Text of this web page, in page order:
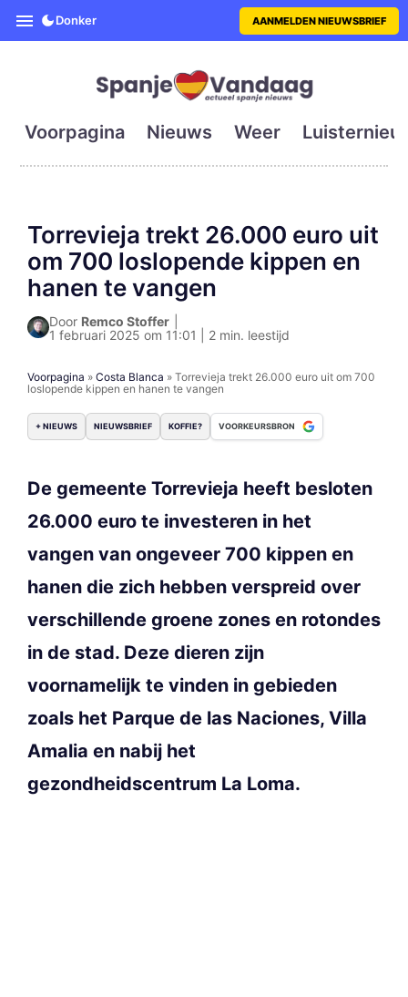
SpanjeVandaag is de eerste
Donker AANMELDEN NIEUWSBRIEF
Voorpagina Nieuws Weer
Torrevieja trekt 26.000 euro uit
om 700 loslopende kippen en
hanen te vangen
Door Remco Stoffer
1 februari 2025 om 11:01 | 2 min. leestijd
Voorpagina » Costa Blanca » Torrevieja trekt 26.000 euro uit om 700
loslopende kippen en hanen te vangen
+ NIEUWS NIEUWSBRIEF KOFFIE? VOORKEURSBRON
De gemeente Torrevieja heeft besloten
26.000 euro te investeren in het
vangen van ongeveer 700 kippen en
hanen die zich hebben verspreid over
verschillende groene zones en rotondes
in de stad. Deze dieren zijn
voornamelijk te vinden in gebieden
zoals het Parque de las Naciones, Villa
Amalia en nabij het
gezondheidscentrum La Loma.